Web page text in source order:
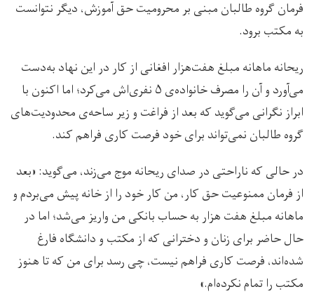
فرمان گروه طالبان مبنی بر محرومیت حق آموزش، دیگر نتوانست
به مکتب برود.
ریحانه ماهانه مبلغ هفت‌هزار افغانی از کار در این نهاد به‌دست
می‌آورد و آن را مصرف خانواده‌ی ۵ نفری‌اش می‌کرد؛ اما اکنون با
ابراز نگرانی می‌گوید که بعد از فراغت و زیر ساحه‌ی محدودیت‌های
گروه طالبان نمی‌تواند برای خود فرصت کاری فراهم کند.
در حالی که ناراحتی در صدای ریحانه موج می‌زند، می‌گوید: «بعد
از فرمان ممنوعیت حق کار، من کار خود را از خانه پیش‌ می‌بردم و
ماهانه مبلغ هفت هزار به حساب بانکی من واریز می‌شد؛ اما در
حال حاضر برای زنان و دخترانی که از مکتب و دانشگاه فارغ
شده‌اند، فرصت کاری فراهم نیست، چی رسد برای من که تا هنوز
مکتب را تمام نکرده‌ام.»